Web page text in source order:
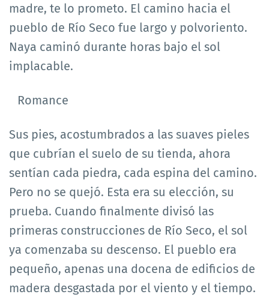
madre, te lo prometo. El camino hacia el
pueblo de Río Seco fue largo y polvoriento.
Naya caminó durante horas bajo el sol
implacable.
Romance
Sus pies, acostumbrados a las suaves pieles
que cubrían el suelo de su tienda, ahora
sentían cada piedra, cada espina del camino.
Pero no se quejó. Esta era su elección, su
prueba. Cuando finalmente divisó las
primeras construcciones de Río Seco, el sol
ya comenzaba su descenso. El pueblo era
pequeño, apenas una docena de edificios de
madera desgastada por el viento y el tiempo.